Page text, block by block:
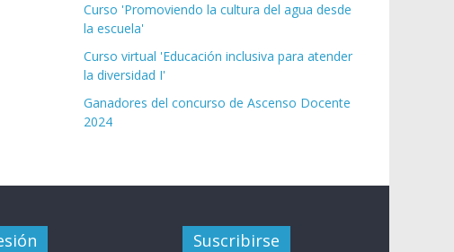
Curso 'Promoviendo la cultura del agua desde
la escuela'
Curso virtual 'Educación inclusiva para atender
la diversidad I'
Ganadores del concurso de Ascenso Docente
2024
Suscribirse